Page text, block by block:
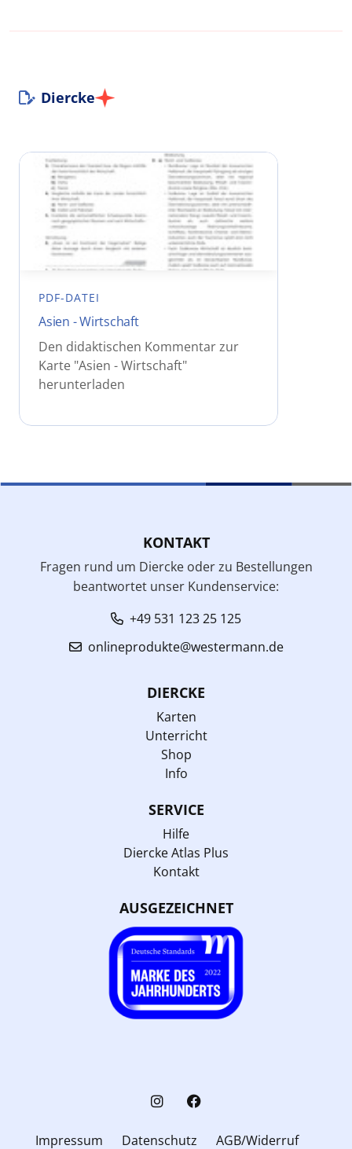
Diercke
PDF-DATEI
Asien - Wirtschaft
Den didaktischen Kommentar zur
Karte "Asien - Wirtschaft"
herunterladen
KONTAKT
Fragen rund um Diercke oder zu Bestellungen
beantwortet unser Kundenservice:
+49 531 123 25 125
onlineprodukte@westermann.de
DIERCKE
Karten
Unterricht
Shop
Info
SERVICE
Hilfe
Diercke Atlas Plus
Kontakt
AUSGEZEICHNET
Impressum Datenschutz AGB/Widerruf